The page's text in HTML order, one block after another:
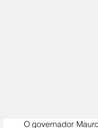
	O governador Mauro Mendes (União) fez duras críticas às reações do presidente Luiz Inácio Lula